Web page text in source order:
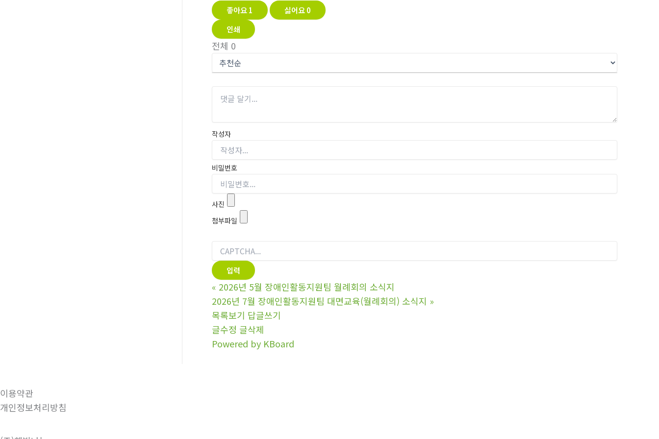
좋아요1 싫어요0
인쇄
전체 0
작성자
비밀번호
사진
첨부파일
« 2026년 5월 장애인활동지원팀 월례회의 소식지
2026년 7월 장애인활동지원팀 대면교육(월례회의) 소식지 »
목록보기 답글쓰기
글수정 글삭제
Powered by KBoard
이용약관
개인정보처리방침